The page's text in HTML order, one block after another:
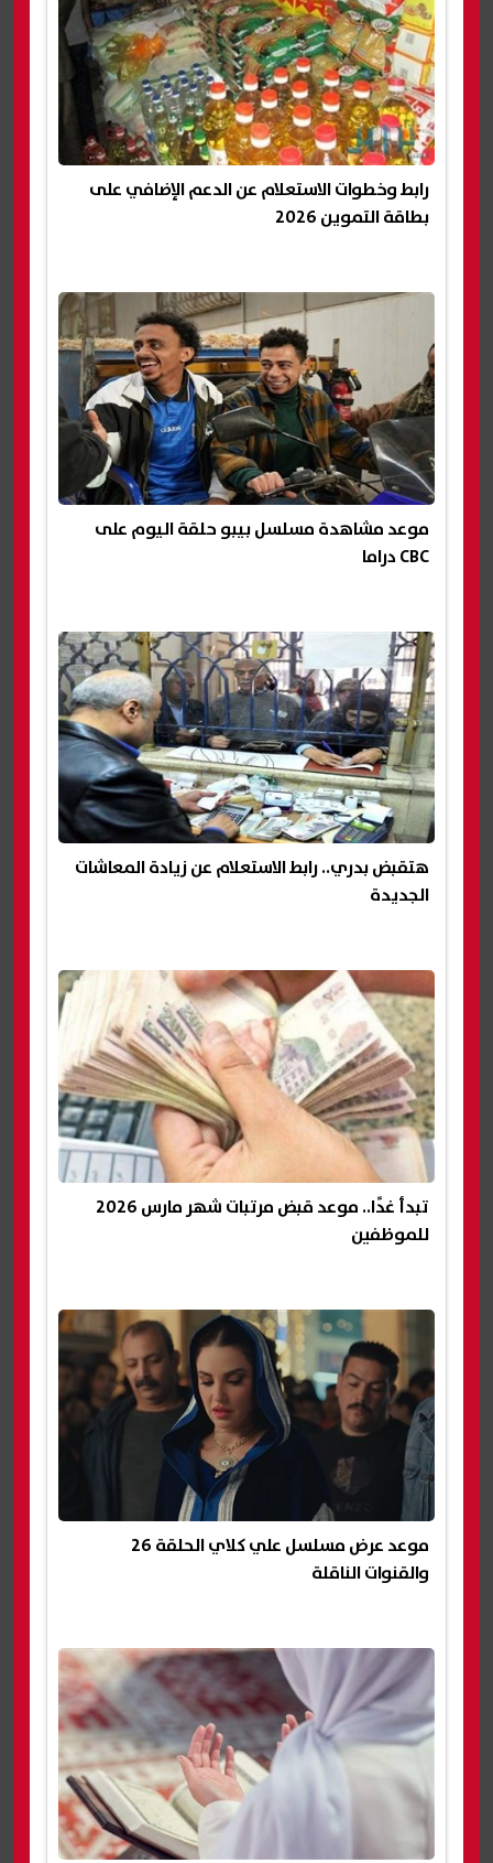
رابط وخطوات الاستعلام عن الدعم الإضافي على
بطاقة التموين 2026
موعد مشاهدة مسلسل بيبو حلقة اليوم على
CBC دراما
هتقبض بدري.. رابط الاستعلام عن زيادة المعاشات
الجديدة
تبدأ غدًا.. موعد قبض مرتبات شهر مارس 2026
للموظفين
موعد عرض مسلسل علي كلاي الحلقة 26
والقنوات الناقلة